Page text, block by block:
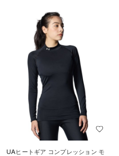
UAヒートギア コンプレッション モ